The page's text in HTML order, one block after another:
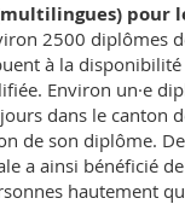
pour
2500 diplômes
à la
Environ un·e
dans le canton
de son diplôme.
a ainsi bénéficié
hautement